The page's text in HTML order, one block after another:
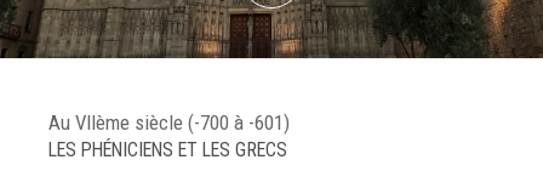
Au VIIème siècle (-700 à -601)
LES PHÉNICIENS ET LES GRECS